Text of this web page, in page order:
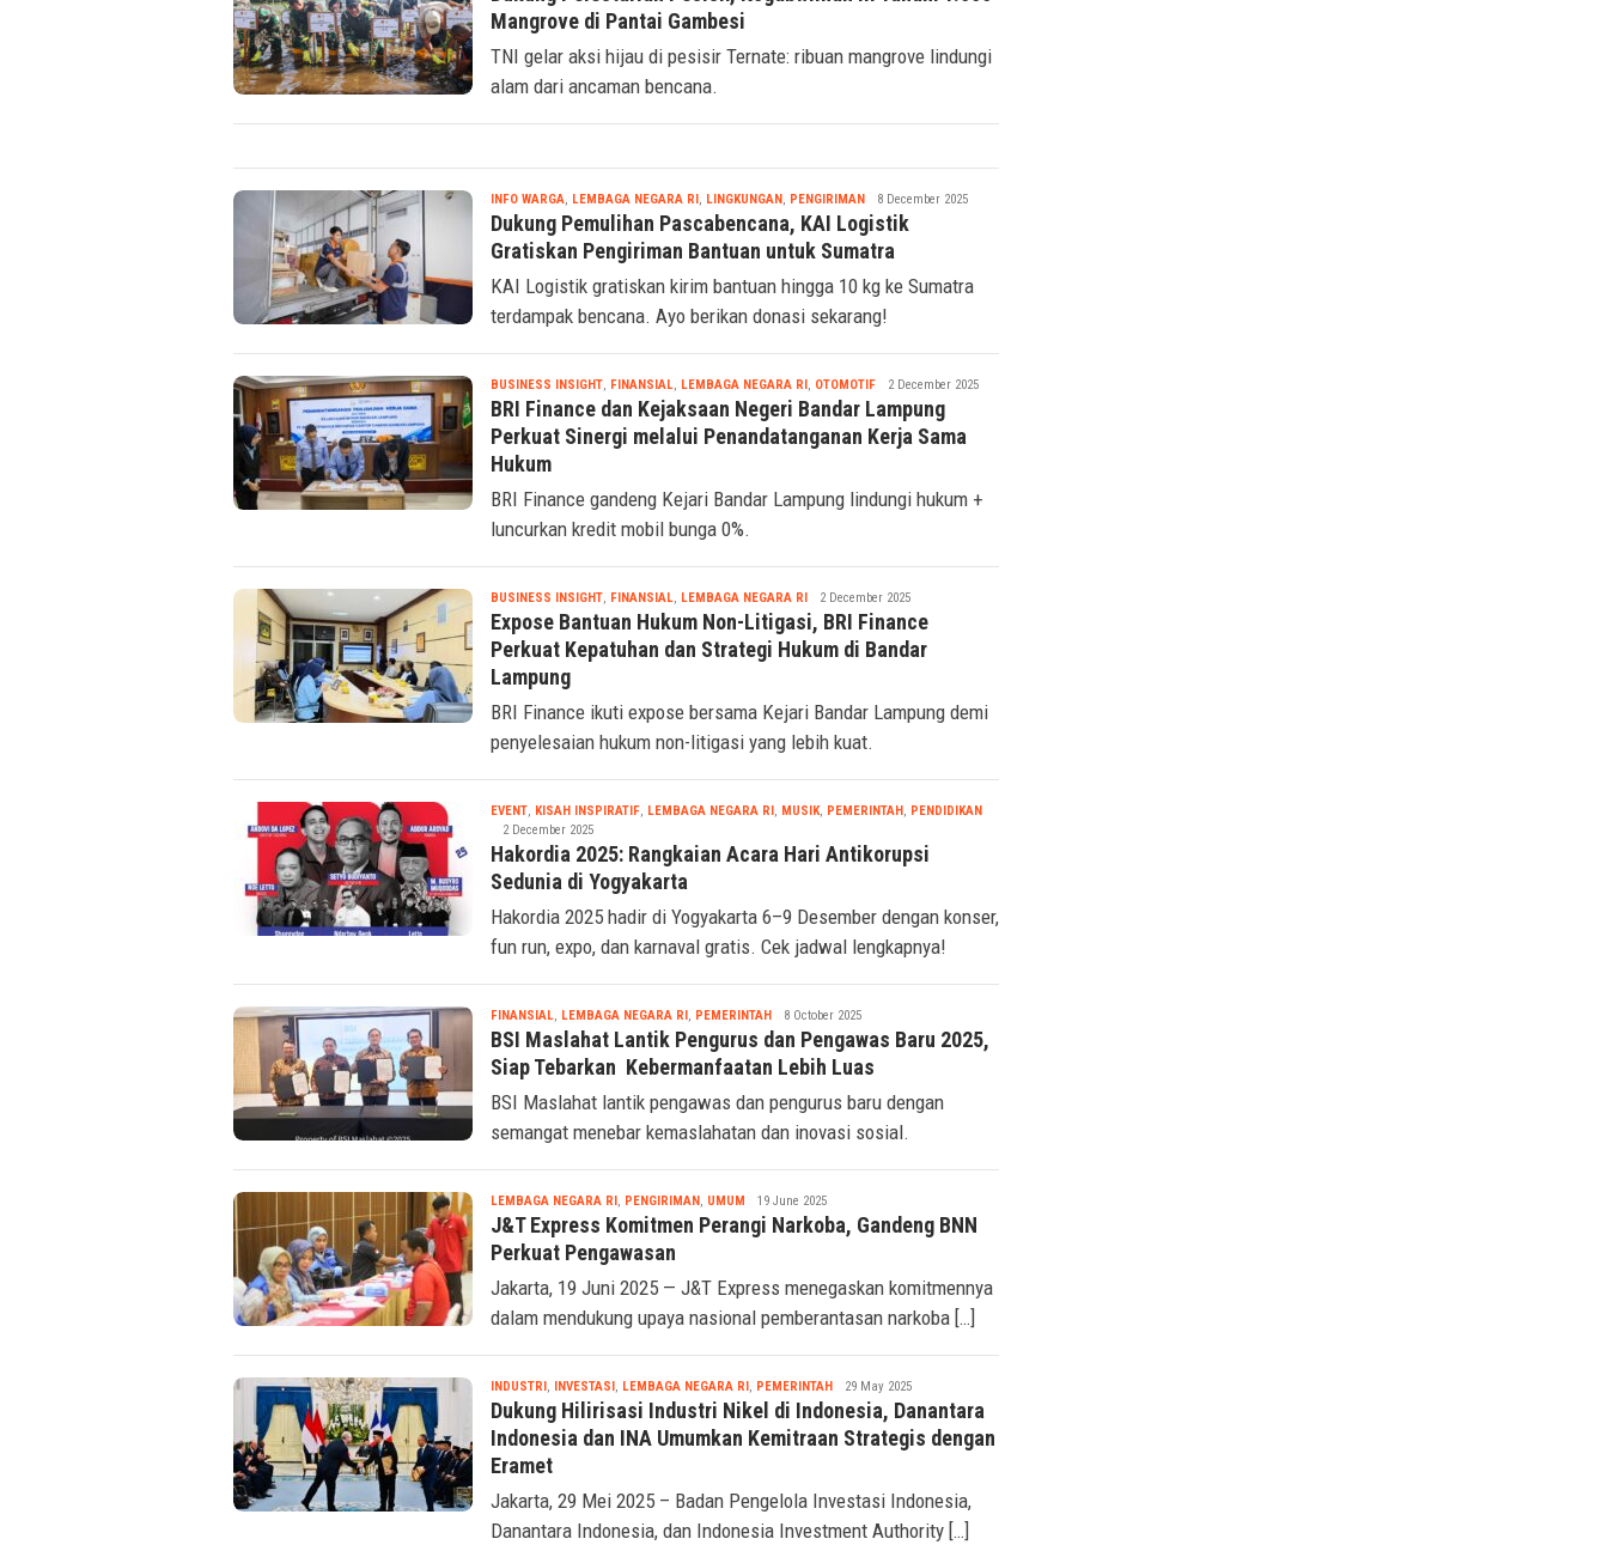
Dukung Pelestarian Pesisir, Kogabwilhan III Tanam 1.000
TNI gelar aksi hijau di pesisir Ternate: ribuan mangrove lindungi
INFO WARGA,LEMBAGA NEGARA RI,LINGKUNGAN, PENGIRIMANTsaqif
Ridwan
8 December 2025
Dukung Pemulihan Pascabencana, KAI Logistik
KAI Logistik gratiskan kirim bantuan hingga 10 kg ke Sumatra
BUSINESS INSIGHT, FINANSIAL,LEMBAGA NEGARA RI,OTOMOTIF Tsaqif
Ridwan
2 December 2025
BRI Finance dan Kejaksaan Negeri Bandar Lampung
Perkuat Sinergi melalui Penandatanganan Kerja Sama
BRI Finance gandeng Kejari Bandar Lampung lindungi hukum +
BUSINESS INSIGHT,FINANSIAL,LEMBAGA NEGARA RITsaqif
Ridwan
2 December 2025
Expose Bantuan Hukum Non-Litigasi, BRI Finance
Perkuat Kepatuhan dan Strategi Hukum di Bandar
BRI Finance ikuti expose bersama Kejari Bandar Lampung demi
EVENT,KISAH INSPIRATIF
2 December 2025
Hakordia 2025: Rangkaian Acara Hari Antikorupsi
Hakordia 2025 hadir di Yogyakarta 6–9 Desember dengan konser,
FINANSIAL,LEMBAGA NEGARA RI,PEMERINTAHTsaqif
Ridwan
8 October 2025
BSI Maslahat Lantik Pengurus dan Pengawas Baru 2025,
BSI Maslahat lantik pengawas dan pengurus baru dengan
LEMBAGA NEGARA RI,PENGIRIMAN ,UMUMTsaqif
Ridwan
19 June 2025
J&T Express Komitmen Perangi Narkoba, Gandeng BNN
Jakarta, 19 Juni 2025 — J&T Express menegaskan komitmennya
INDUSTRI,INVESTASI,LEMBAGA NEGARA RI,PEMERINTAHTsaqif29 May 2025
Dukung Hilirisasi Industri Nikel di Indonesia, Danantara
Indonesia dan INA Umumkan Kemitraan Strategis dengan
Jakarta, 29 Mei 2025 – Badan Pengelola Investasi Indonesia,